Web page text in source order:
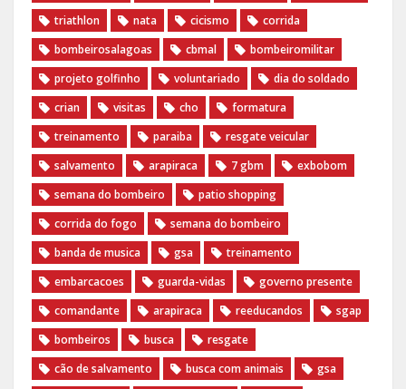
triathlon
nata cicismo
corrida
bombeirosalagoas
cbmal
bombeiromilitar
projeto golfinho
voluntariado
dia do soldado
crian
visitas cho
formatura
treinamento
paraiba
resgate veicular
salvamento
arapiraca 7 gbm
exbobom
semana do bombeiro
patio shopping
corrida do fogo
semana do bombeiro
banda de musica
gsa
treinamento
embarcacoes
guarda-vidas
governo presente
comandante
arapiraca reeducandos
sgap
bombeiros
busca
resgate
cão de salvamento
busca com animais
gsa